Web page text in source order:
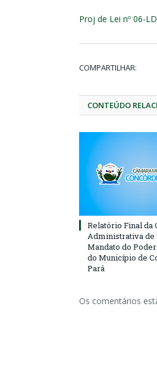
Proj de Lei nº 06-
COMPARTILHAR:
CONTEÚDO
Relatório Final da
Administrativa de
Mandato do
do Município de
Pará
Os comentários